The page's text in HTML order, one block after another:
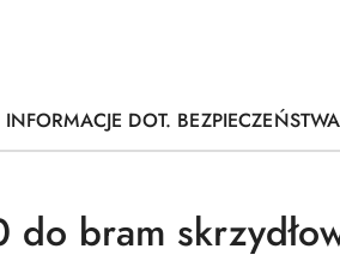
INFORMACJE DOT. BEZPIECZEŃSTWA
do bram